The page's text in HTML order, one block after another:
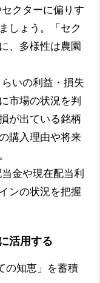
クターに偏りす
しょう。「セク
、多様性は農園
いの利益・損失
市場の状況を判
が出ている銘柄
購入理由や将来
金や現在配当利
ンの状況を把握
活用する
の知恵」を蓄積